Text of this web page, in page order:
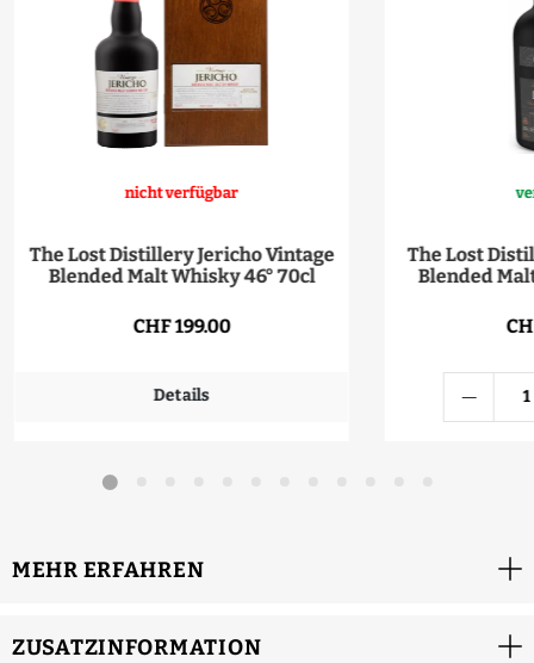
nicht verfügbar
The Lost Distillery Jericho Vintage
Blended Malt Whisky 46° 70cl
CHF 199.00
Details
The Lost
Blended
MEHR ERFAHREN
ZUSATZINFORMATION